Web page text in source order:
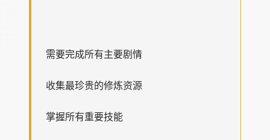
需要完成所有主要剧情
收集最珍贵的修炼资源
掌握所有重要技能